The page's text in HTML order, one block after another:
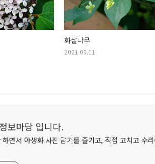
화살나무
2021.09.11
보마당 입니다.
하면서 야생화 사진 담기를 즐기고, 직접 고치고 수